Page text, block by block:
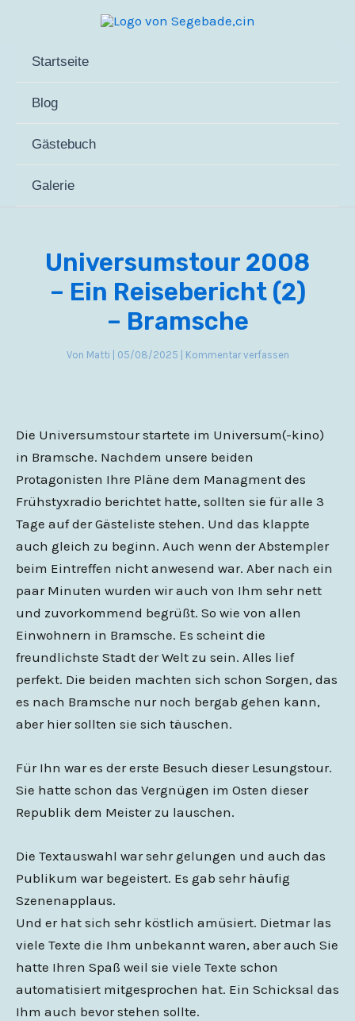
springenStartseite
Blog
Gästebuch
Galerie
Universumstour 2008
– Ein Reisebericht (2)
– Bramsche
Von Matti 05/08/2025 Kommentar verfassen
Die Universumstour startete im Universum(-kino)
in Bramsche. Nachdem unsere beiden
Protagonisten Ihre Pläne dem Managment des
Frühstyxradio berichtet hatte, sollten sie für alle 3
Tage auf der Gästeliste stehen. Und das klappte
auch gleich zu beginn. Auch wenn der Abstempler
beim Eintreffen nicht anwesend war. Aber nach ein
paar Minuten wurden wir auch von Ihm sehr nett
und zuvorkommend begrüßt. So wie von allen
Einwohnern in Bramsche. Es scheint die
freundlichste Stadt der Welt zu sein. Alles lief
perfekt. Die beiden machten sich schon Sorgen, das
es nach Bramsche nur noch bergab gehen kann,
aber hier sollten sie sich täuschen.
Für Ihn war es der erste Besuch dieser Lesungstour.
Sie hatte schon das Vergnügen im Osten dieser
Republik dem Meister zu lauschen.
Die Textauswahl war sehr gelungen und auch das
Publikum war begeistert. Es gab sehr häufig
Szenenapplaus.
Und er hat sich sehr köstlich amüsiert. Dietmar las
viele Texte die Ihm unbekannt waren, aber auch Sie
hatte Ihren Spaß weil sie viele Texte schon
automatisiert mitgesprochen hat. Ein Schicksal das
Ihm auch bevor stehen sollte.